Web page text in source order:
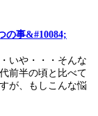
の事&#10084;
いや・・・そんな
前半の頃と比べて
が、もしこんな悩